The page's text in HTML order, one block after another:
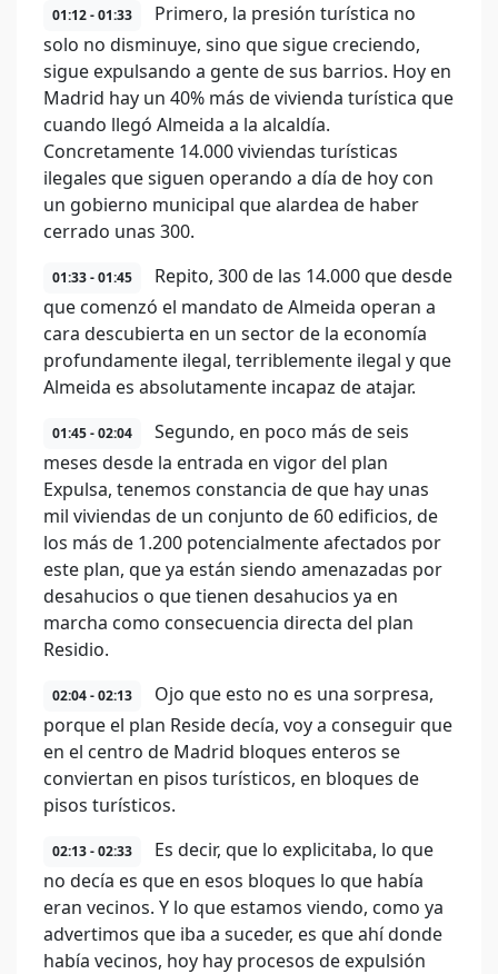
01:12 - 01:33
Primero, la presión turística no
solo no disminuye, sino que sigue creciendo,
sigue expulsando a gente de sus barrios. Hoy en
Madrid hay un 40% más de vivienda turística que
cuando llegó Almeida a la alcaldía.
Concretamente 14.000 viviendas turísticas
ilegales que siguen operando a día de hoy con
un gobierno municipal que alardea de haber
cerrado unas 300.
01:33 - 01:45
Repito, 300 de las 14.000 que desde
que comenzó el mandato de Almeida operan a
cara descubierta en un sector de la economía
profundamente ilegal, terriblemente ilegal y que
Almeida es absolutamente incapaz de atajar.
01:45 - 02:04
Segundo, en poco más de seis
meses desde la entrada en vigor del plan
Expulsa, tenemos constancia de que hay unas
mil viviendas de un conjunto de 60 edificios, de
los más de 1.200 potencialmente afectados por
este plan, que ya están siendo amenazadas por
desahucios o que tienen desahucios ya en
marcha como consecuencia directa del plan
Residio.
02:04 - 02:13
Ojo que esto no es una sorpresa,
porque el plan Reside decía, voy a conseguir que
en el centro de Madrid bloques enteros se
conviertan en pisos turísticos, en bloques de
pisos turísticos.
02:13 - 02:33
Es decir, que lo explicitaba, lo que
no decía es que en esos bloques lo que había
eran vecinos. Y lo que estamos viendo, como ya
advertimos que iba a suceder, es que ahí donde
había vecinos, hoy hay procesos de expulsión